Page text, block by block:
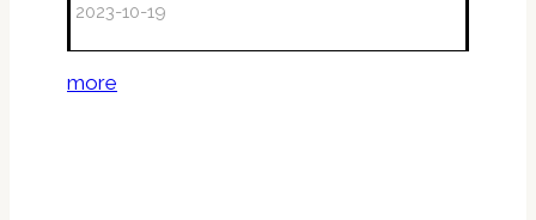
2023-10-19
more